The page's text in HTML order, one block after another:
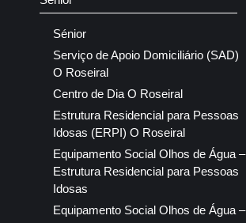
Sénior
Serviço de Apoio Domiciliário (SAD)
O Roseiral
Centro de Dia O Roseiral
Estrutura Residencial para Pessoas
Idosas (ERPI) O Roseiral
Equipamento Social Olhos de Água –
Estrutura Residencial para Pessoas
Idosas
Equipamento Social Olhos de Água –